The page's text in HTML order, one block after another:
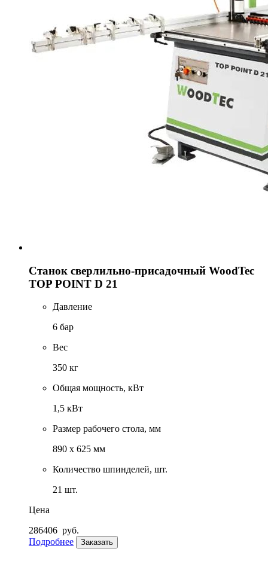
Станок сверлильно-присадочный WoodTec
TOP POINT D 21
Давление
6 бар
Вес
350 кг
Общая мощность, кВт
1,5 кВт
Размер рабочего стола, мм
890 х 625 мм
Количество шпинделей, шт.
21 шт.
Цена
286406 руб.
Подробнее
Заказать